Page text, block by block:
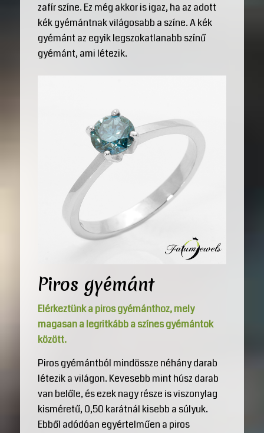
zafír színe. Ez még akkor is igaz, ha az adott
kék gyémántnak világosabb a színe. A kék
gyémánt az egyik legszokatlanabb színű
gyémánt, ami létezik.
Piros gyémánt
Elérkeztünk a piros gyémánthoz, mely
magasan a legritkább a színes gyémántok
között.
Piros gyémántból mindössze néhány darab
létezik a világon. Kevesebb mint húsz darab
van belőle, és ezek nagy része is viszonylag
kisméretű, 0,50 karátnál kisebb a súlyuk.
Ebből adódóan egyértelműen a piros